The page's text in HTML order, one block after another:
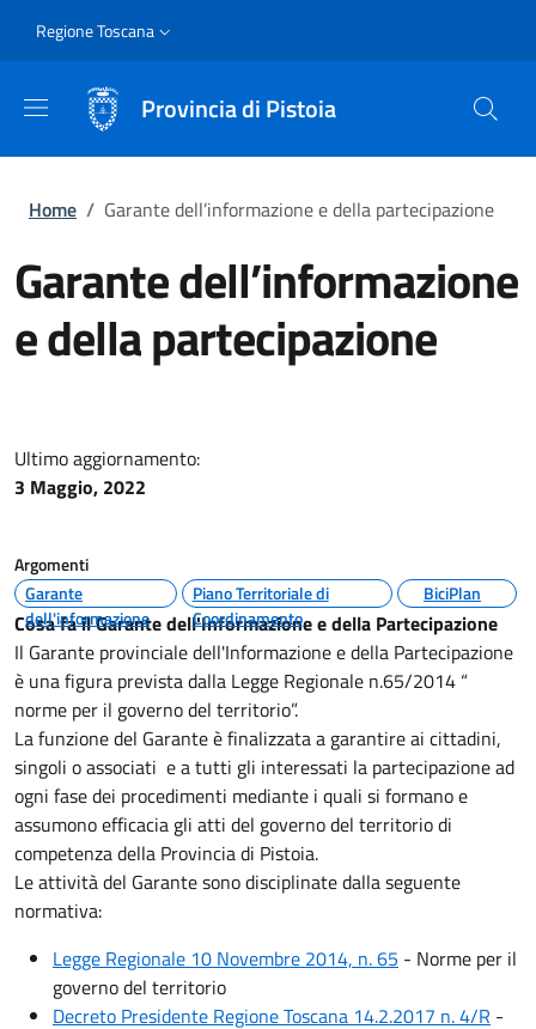
Slim
Regione Toscana
Provincia di Pistoia
Briciole di pane
Home / Garante dell’informazione e della partecipazione
Garante dell’informazione
e della partecipazione
Ultimo aggiornamento:
3 Maggio, 2022
Argomenti
Garante
dell'informazione
Piano Territoriale di
Coordinamento
BiciPlan
Cosa fa il Garante dell'Informazione e della Partecipazione
Il Garante provinciale dell'Informazione e della Partecipazione
è una figura prevista dalla Legge Regionale n.65/2014 “
norme per il governo del territorio”.
La funzione del Garante è finalizzata a garantire ai cittadini,
singoli o associati e a tutti gli interessati la partecipazione ad
ogni fase dei procedimenti mediante i quali si formano e
assumono efficacia gli atti del governo del territorio di
competenza della Provincia di Pistoia.
Le attività del Garante sono disciplinate dalla seguente
normativa:
Legge Regionale 10 Novembre 2014, n. 65 - Norme per il
governo del territorio
Decreto Presidente Regione Toscana 14.2.2017 n. 4/R -